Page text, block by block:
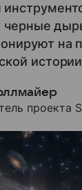
черные
на
проекта